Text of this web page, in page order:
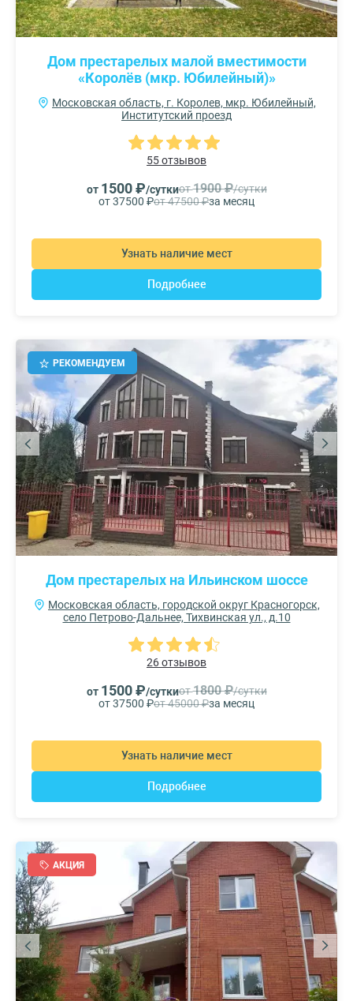
Дом престарелых малой вместимости
«Королёв (мкр. Юбилейный)»
Московская область, г. Королев, мкр. Юбилейный,
Институтский проезд
55 отзывов
от 1500 ₽/суткиот1900 ₽/сутки
от 37500 ₽от 47500 ₽за месяц
Узнать наличие мест
Подробнее
РЕКОМЕНДУЕМ
Дом престарелых на Ильинском шоссе
Московская область, городской округ Красногорск,
село Петрово-Дальнее, Тихвинская ул., д.10
26 отзывов
от 1500 ₽/суткиот1800 ₽/сутки
от 37500 ₽от 45000 ₽за месяц
Узнать наличие мест
Подробнее
АКЦИЯ